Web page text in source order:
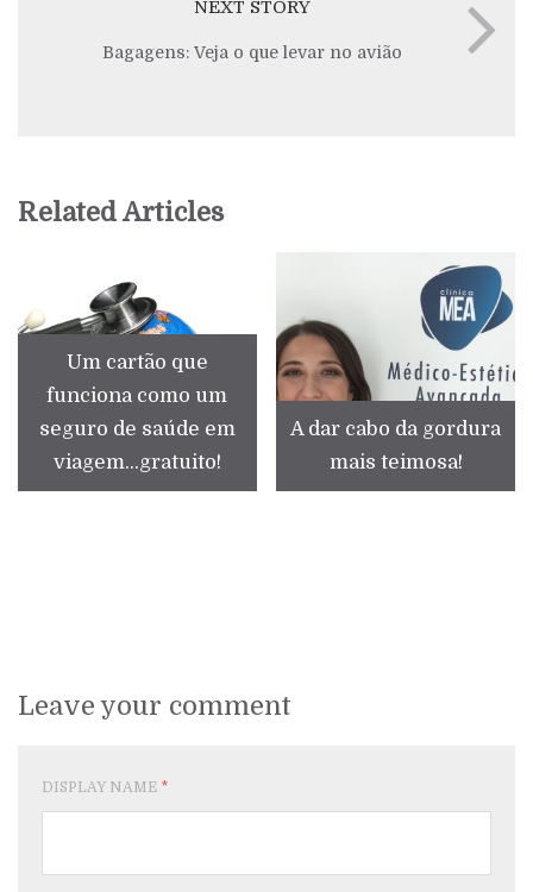
NEXT STORY
Bagagens: Veja o que levar no avião
Related Articles
Um cartão que
funciona como um
seguro de saúde em
viagem...gratuito!
A dar cabo da gordura
mais teimosa!
Leave your comment
DISPLAY NAME *